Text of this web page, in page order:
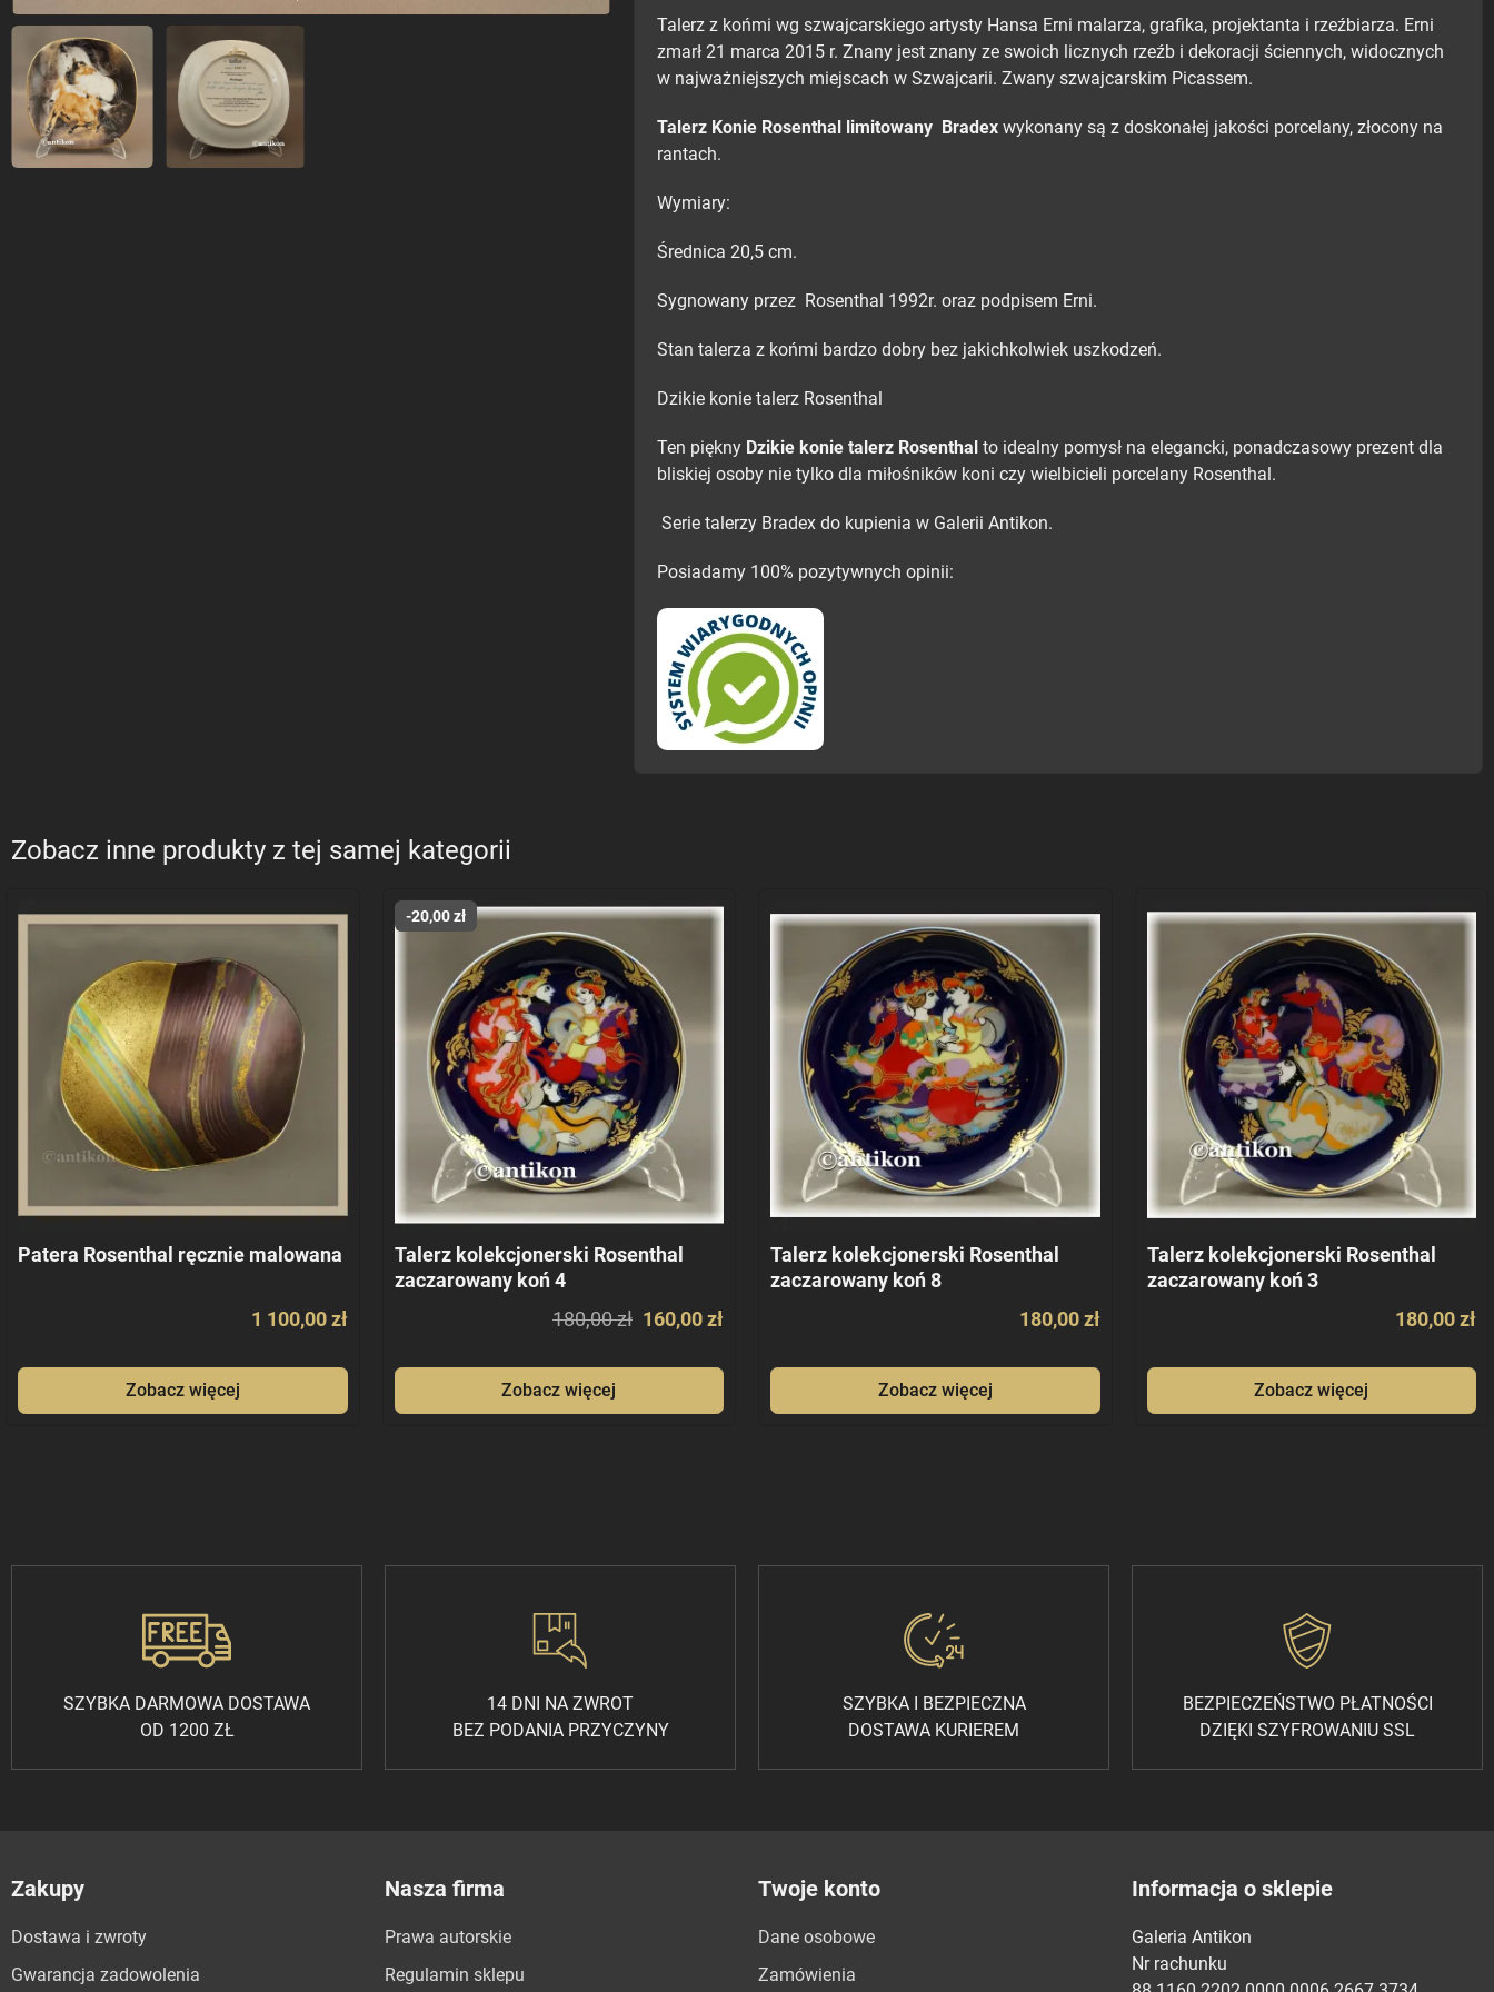
Talerz z końmi wg szwajcarskiego artysty Hansa Erni malarza, grafika, projektanta i rzeźbiarza. Erni
zmarł 21 marca 2015 r. Znany jest znany ze swoich licznych rzeźb i dekoracji ściennych, widocznych
w najważniejszych miejscach w Szwajcarii. Zwany szwajcarskim Picassem.
Talerz Konie Rosenthal limitowany Bradex wykonany są z doskonałej jakości porcelany, złocony na
rantach.
Wymiary:
Średnica 20,5 cm.
Sygnowany przez Rosenthal 1992r. oraz podpisem Erni.
Stan talerza z końmi bardzo dobry bez jakichkolwiek uszkodzeń.
Dzikie konie talerz Rosenthal
Ten piękny Dzikie konie talerz Rosenthal to idealny pomysł na elegancki, ponadczasowy prezent dla
bliskiej osoby nie tylko dla miłośników koni czy wielbicieli porcelany Rosenthal.
Serie talerzy Bradex do kupienia w Galerii Antikon.
Posiadamy 100% pozytywnych opinii:
Zobacz inne produkty z tej samej kategorii
Patera Rosenthal ręcznie malowana
1 100,00 zł
Zobacz więcej
-20,00 zł
Talerz kolekcjonerski Rosenthal
zaczarowany koń 4
180,00 zł 160,00 zł
Zobacz więcej
Talerz kolekcjonerski Rosenthal
zaczarowany koń 8
180,00 zł
Zobacz więcej
Talerz kolekcjonerski Rosenthal
zaczarowany koń 3
180,00 zł
Zobacz więcej
SZYBKA DARMOWA DOSTAWA
OD 1200 ZŁ
14 DNI NA ZWROT
BEZ PODANIA PRZYCZYNY
SZYBKA I BEZPIECZNA
DOSTAWA KURIEREM
BEZPIECZEŃSTWO PŁATNOŚCI
DZIĘKI SZYFROWANIU SSL
Zakupy
Dostawa i zwroty
Gwarancja zadowolenia
Nasza firma
Prawa autorskie
Regulamin sklepu
Twoje konto
Dane osobowe
Zamówienia
Informacja o sklepie
Galeria Antikon
Nr rachunku